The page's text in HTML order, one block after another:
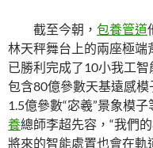
截至今朝， 包養管道
林天秤舞台上的兩座極
已勝利完成了10小我工
包含80億參數天基遠感模
1.5億參數“宓羲”景象模
養總師李超先容，“我們
將來的智能處置也會在軌